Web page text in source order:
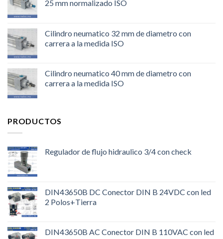
25 mm normalizado ISO
Cilindro neumatico 32 mm de diametro con
carrera a la medida ISO
Cilindro neumatico 40 mm de diametro con
carrera a la medida ISO
PRODUCTOS
Regulador de flujo hidraulico 3/4 con check
DIN43650B DC Conector DIN B 24VDC con led
2 Polos+Tierra
DIN43650B AC Conector DIN B 110VAC con led